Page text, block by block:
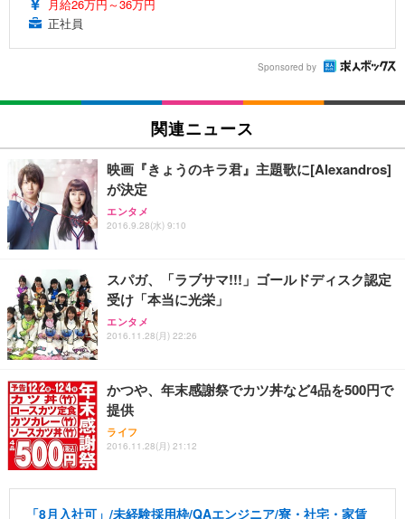
月給26万円～36万円
正社員
Sponsored by
関連ニュース
映画『きょうのキラ君』主題歌に[Alexandros]
が決定
エンタメ
2016.9.28(水) 9:10
スパガ、「ラブサマ!!!」ゴールドディスク認定
受け「本当に光栄」
エンタメ
2016.11.28(月) 22:26
かつや、年末感謝祭でカツ丼など4品を500円で
提供
ライフ
2016.11.28(月) 21:12
「8月入社可」/未経験採用枠/QAエンジニア/寮・社宅・家賃